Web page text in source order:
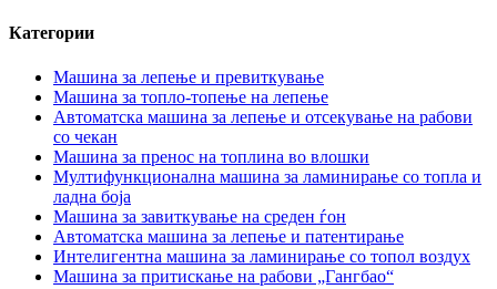
Категории
Машина за лепење и превиткување
Машина за топло-топење на лепење
Автоматска машина за лепење и отсекување на рабови
со чекан
Машина за пренос на топлина во влошки
Мултифункционална машина за ламинирање со топла и
ладна боја
Машина за завиткување на среден ѓон
Автоматска машина за лепење и патентирање
Интелигентна машина за ламинирање со топол воздух
Машина за притискање на рабови „Гангбао“